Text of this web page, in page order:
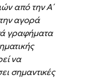
από την Α΄
αγορά
γραφήματα
να
σημαντικές